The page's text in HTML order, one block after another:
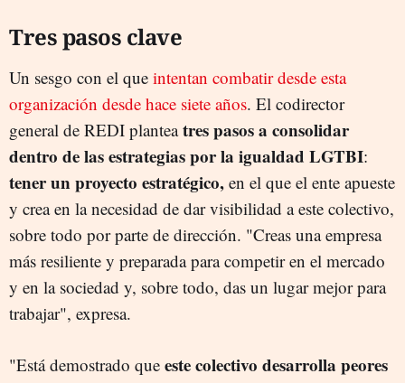
Tres pasos clave
Un sesgo con el que intentan combatir desde esta
organización desde hace siete años. El codirector
general de REDI planteatres pasos a consolidar
dentro de las estrategias por la igualdad LGTBI:
tener un proyecto estratégico, en el que el ente apueste
y crea en la necesidad de dar visibilidad a este colectivo,
sobre todo por parte de dirección. "Creas una empresa
más resiliente y preparada para competir en el mercado
y en la sociedad y, sobre todo, das un lugar mejor para
trabajar", expresa.
"Está demostrado que este colectivo desarrolla peores